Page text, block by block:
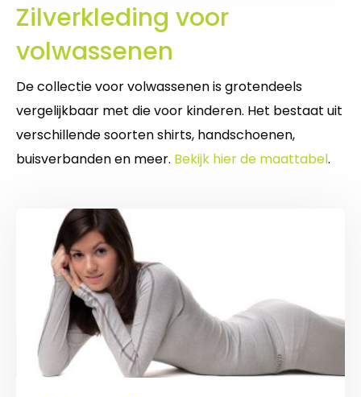
Zilverkleding voor
volwassenen
De collectie voor volwassenen is grotendeels
vergelijkbaar met die voor kinderen. Het bestaat uit
verschillende soorten shirts, handschoenen,
buisverbanden en meer. Bekijk hier de maattabel.